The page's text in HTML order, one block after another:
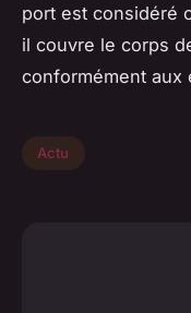
port est considéré
il couvre le corps
conformément aux
Actu